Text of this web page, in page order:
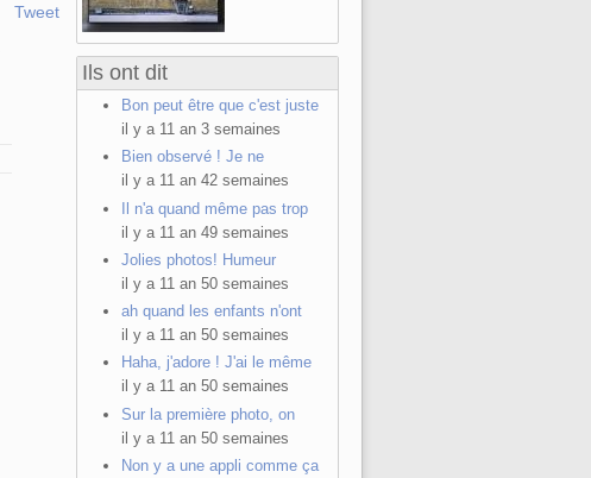
Tweet
Ils ont dit
Bon peut être que c'est juste
il y a 11 an 3 semaines
Bien observé ! Je ne
il y a 11 an 42 semaines
Il n'a quand même pas trop
il y a 11 an 49 semaines
Jolies photos! Humeur
il y a 11 an 50 semaines
ah quand les enfants n'ont
il y a 11 an 50 semaines
Haha, j'adore ! J'ai le même
il y a 11 an 50 semaines
Sur la première photo, on
il y a 11 an 50 semaines
Non y a une appli comme ça